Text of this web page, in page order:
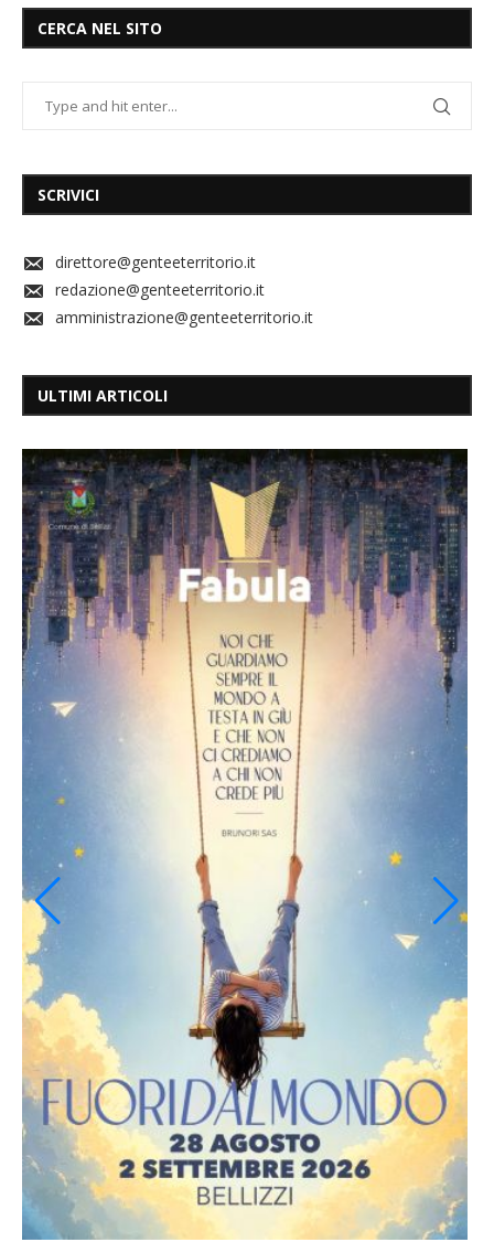
CERCA NEL SITO
SCRIVICI
direttore@genteeterritorio.it
redazione@genteeterritorio.it
amministrazione@genteeterritorio.it
ULTIMI ARTICOLI